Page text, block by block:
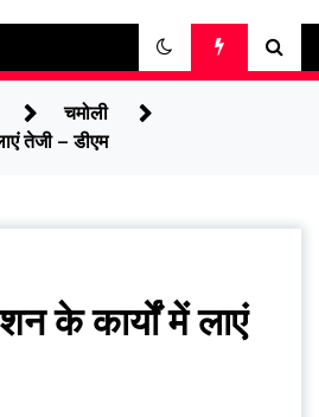
चमोली
तेजी – डीएम
के कार्यों में लाएं